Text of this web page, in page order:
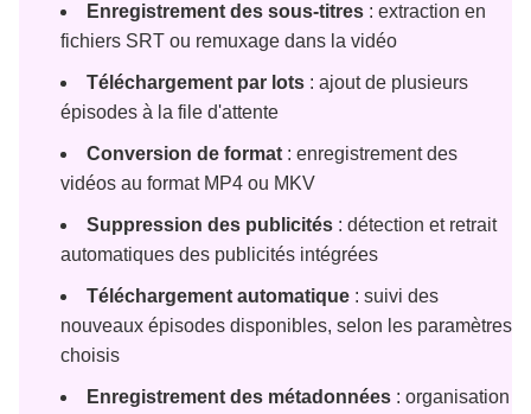
Enregistrement des sous-titres : extraction en
fichiers SRT ou remuxage dans la vidéo
Téléchargement par lots : ajout de plusieurs
épisodes à la file d'attente
Conversion de format : enregistrement des
vidéos au format MP4 ou MKV
Suppression des publicités : détection et retrait
automatiques des publicités intégrées
Téléchargement automatique : suivi des
nouveaux épisodes disponibles, selon les paramètres
choisis
Enregistrement des métadonnées : organisation